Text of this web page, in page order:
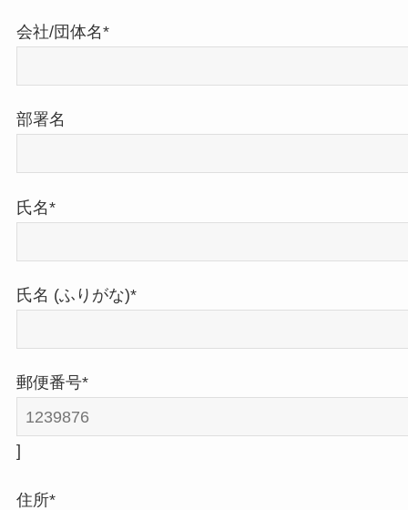
会社/団体名*
部署名
氏名*
氏名 (ふりがな)*
郵便番号*
]
住所*